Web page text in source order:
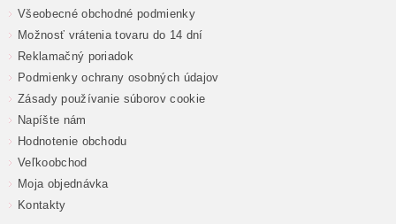
Všeobecné obchodné podmienky
Možnosť vrátenia tovaru do 14 dní
Reklamačný poriadok
Podmienky ochrany osobných údajov
Zásady používanie súborov cookie
Napíšte nám
Hodnotenie obchodu
Veľkoobchod
Moja objednávka
Kontakty